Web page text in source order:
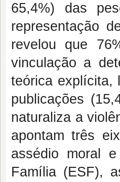
65,4%) das
representação
revelou que
vinculação a
teórica explícita,
publicações
naturaliza a
apontam três
assédio moral
Família (ESF),